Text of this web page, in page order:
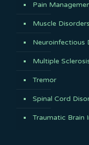
Pain
Muscle
Neuroinfectious
Multiple
Tremor
Spinal Cord
Traumatic Brain